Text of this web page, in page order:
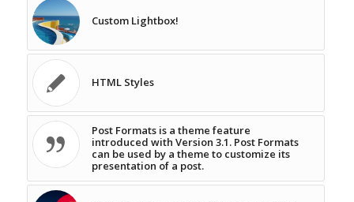
Custom Lightbox!
HTML Styles
Post Formats is a theme feature
introduced with Version 3.1. Post Formats
can be used by a theme to customize its
presentation of a post.